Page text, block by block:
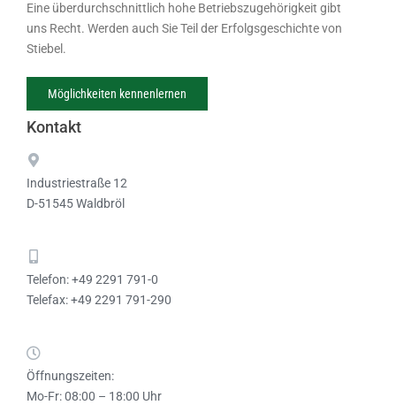
Eine überdurchschnittlich hohe Betriebszugehörigkeit gibt
uns Recht. Werden auch Sie Teil der Erfolgsgeschichte von
Stiebel.
Möglichkeiten kennenlernen
Kontakt
Industriestraße 12
D-51545 Waldbröl
Telefon: +49 2291 791-0
Telefax: +49 2291 791-290
Öffnungszeiten:
Mo-Fr: 08:00 – 18:00 Uhr